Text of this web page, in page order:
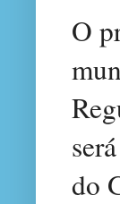
O
do